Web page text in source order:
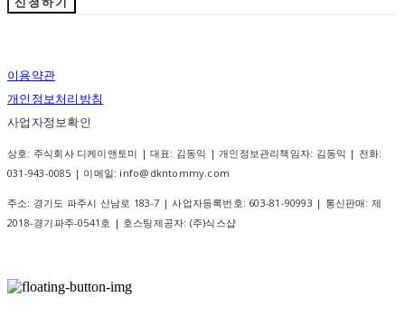
이용약관
개인정보처리방침
사업자정보확인
상호: 주식회사 디케이앤토미 | 대표: 김동익 | 개인정보관리책임자: 김동익 | 전화:
031-943-0085 | 이메일: info@dkntommy.com
주소: 경기도 파주시 산남로 183-7 | 사업자등록번호: 603-81-90993 | 통신판매: 제
2018-경기파주-0541호 | 호스팅제공자: (주)식스샵